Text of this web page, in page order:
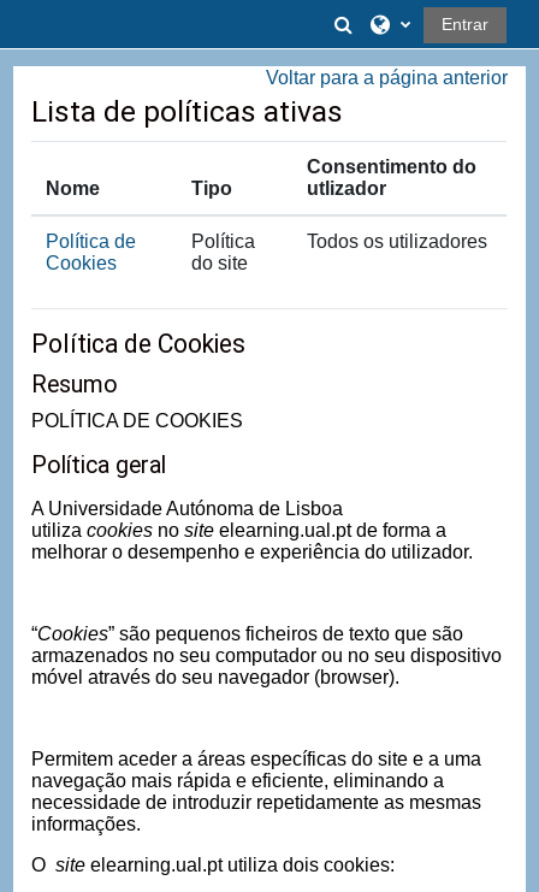
Alternar aEntrar
Voltar para a página anterior
Lista de políticas ativas
Nome Tipo
Consentimento do
utlizador
Política de
Cookies
Política
do site
Todos os utilizadores
Política de Cookies
Resumo
POLÍTICA DE COOKIES
Política geral
A Universidade Autónoma de Lisboa
utilizacookies nosite elearning.ual.pt de forma a
melhorar o desempenho e experiência do utilizador.
“Cookies” são pequenos ficheiros de texto que são
armazenados no seu computador ou no seu dispositivo
móvel através do seu navegador (browser).
Permitem aceder a áreas específicas do site e a uma
navegação mais rápida e eficiente, eliminando a
necessidade de introduzir repetidamente as mesmas
informações.
Osite elearning.ual.pt utiliza dois cookies: